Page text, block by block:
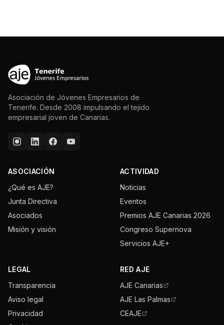
Asociación de Jóvenes Empresarios de
Tenerife. Desde 2008 impulsando el tejido
empresarial joven de Canarias.
ASOCIACIÓN
¿Qué es AJE?
Junta Directiva
Asociados
Misión y visión
ACTIVIDAD
Noticias
Eventos
Premios AJE Canarias 2026
Congreso Supernova
Servicios AJE+
LEGAL
Transparencia
Aviso legal
Privacidad
RED AJE
AJE Canarias
AJE Las Palmas
CEAJE